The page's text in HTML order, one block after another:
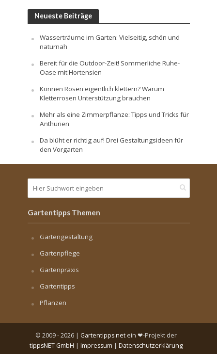
Neueste Beiträge
Wasserträume im Garten: Vielseitig, schön und
naturnah
Bereit für die Outdoor-Zeit! Sommerliche Ruhe-
Oase mit Hortensien
Können Rosen eigentlich klettern? Warum
Kletterrosen Unterstützung brauchen
Mehr als eine Zimmerpflanze: Tipps und Tricks für
Anthurien
Da blüht er richtig auf! Drei Gestaltungsideen für
den Vorgarten
Gartentipps Themen
Gartengestaltung
Gartenpflege
Gartenpraxis
Gartentipps
Pflanzen
© 2009 - 2026 | Gartentipps.net ein ❤-Projekt der
tippsNET GmbH | Impressum | Datenschutzerklärung